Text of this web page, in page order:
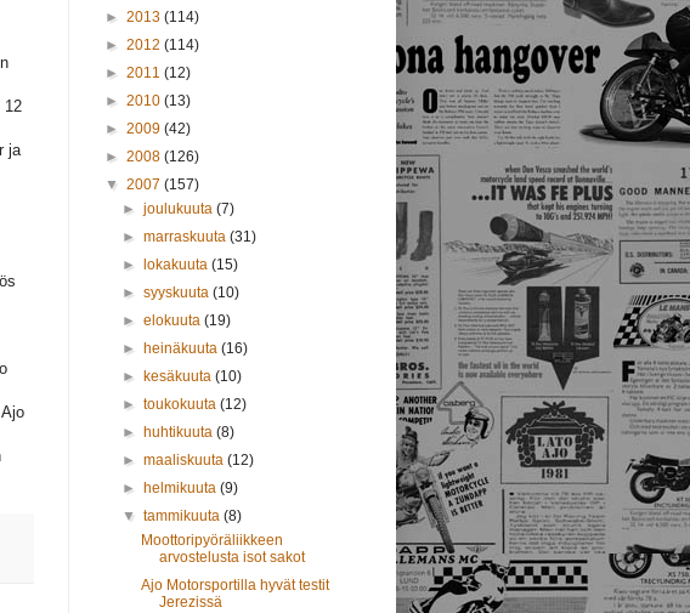
12
ja
► 2013 (114)
► 2012 (114)
► 2011 (12)
► 2010 (13)
► 2009 (42)
► 2008 (126)
▼ 2007 (157)
►joulukuuta(7)
►marraskuuta(31)
►
lokakuuta(15)
►syyskuuta(10)
►elokuuta(19)
► heinäkuuta(16)
► kesäkuuta(10)
►toukokuuta(12)
► huhtikuuta(8)
►maaliskuuta(12)
► helmikuuta(9)
▼tammikuuta(8)
Moottoripyöräliikkeen
arvostelusta isot sakot
Ajo Motorsportilla hyvät testit
Jerezissä